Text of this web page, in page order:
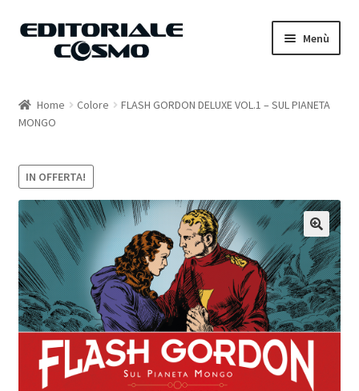
Vai
Vai
Menù
Catalogo
Carrello
Il mio account
Home Colore
FLASH GORDON DELUXE VOL.1 – SUL PIANETA
MONGO
IN OFFERTA!